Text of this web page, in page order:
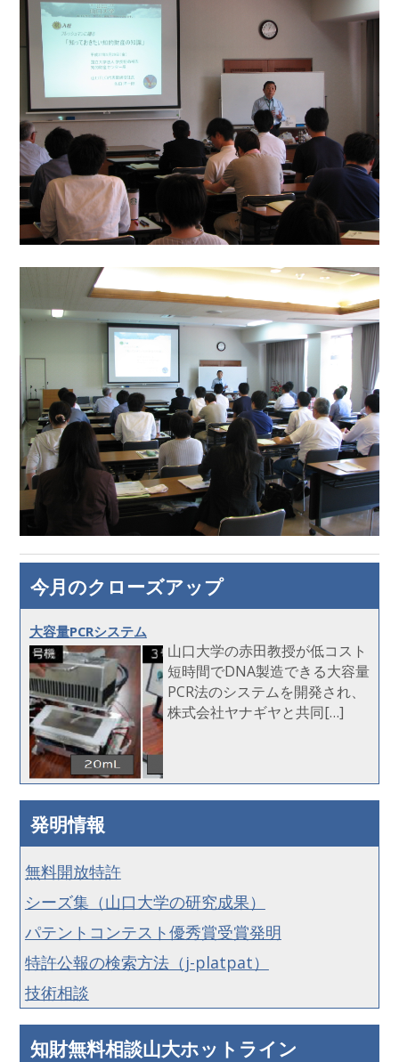
今月のクローズアップ
大容量PCRシステム
山口大学の赤田教授が低コスト
短時間でDNA製造できる大容量
PCR法のシステムを開発され、
株式会社ヤナギヤと共同[…]
発明情報
無料開放特許
シーズ集（山口大学の研究成果）
パテントコンテスト優秀賞受賞発明
特許公報の検索方法（j-platpat）
技術相談
知財無料相談山大ホットライン